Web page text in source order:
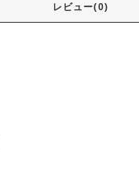
レビュー(0)